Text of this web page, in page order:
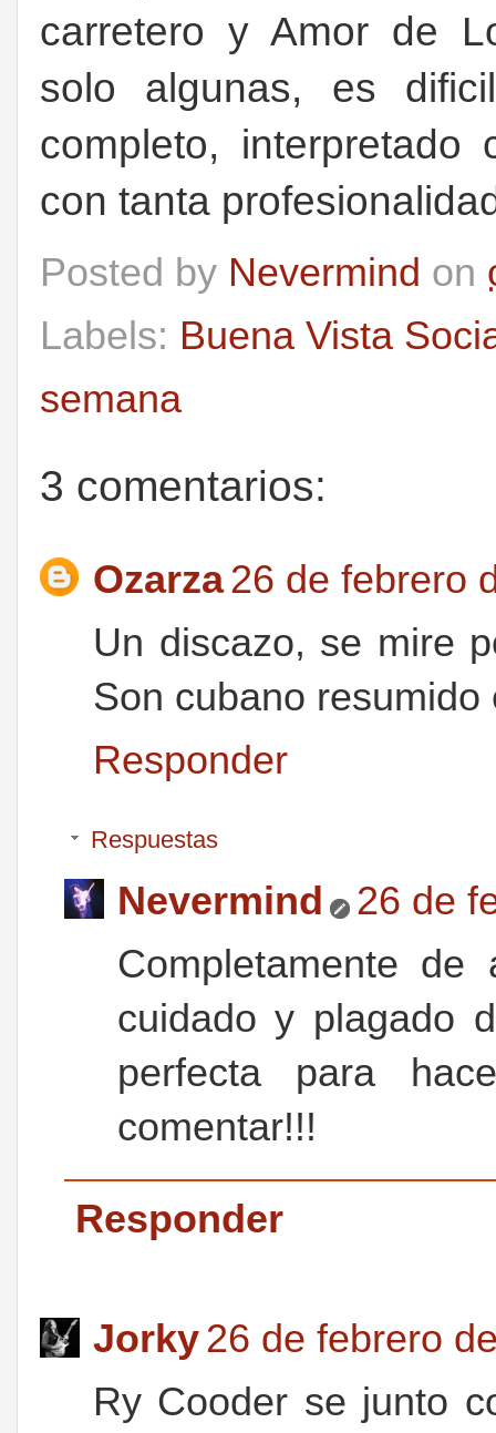
carretero y Amor de
solo algunas, es
completo,
con tanta
Posted by Nevermind on
Labels: Buena Vista
semana
3 comentarios:
Ozarza26 de febrero
Un discazo, se mire
Son cubano
Responder
Respuestas
Nevermind
26 de
Completamente
cuidado y plagado
perfecta para
comentar!!!
Responder
Jorky26 de febrero
Ry Cooder se junto